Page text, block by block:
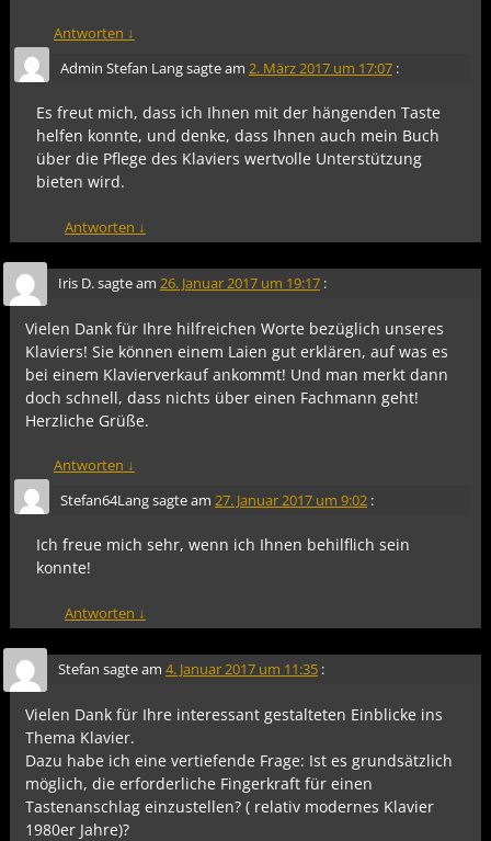
Antworten ↓
Admin Stefan Langsagte am 2. März 2017 um 17:07 :
Es freut mich, dass ich Ihnen mit der hängenden Taste
helfen konnte, und denke, dass Ihnen auch mein Buch
über die Pflege des Klaviers wertvolle Unterstützung
bieten wird.
Antworten ↓
Iris D.sagte am 26. Januar 2017 um 19:17 :
Vielen Dank für Ihre hilfreichen Worte bezüglich unseres
Klaviers! Sie können einem Laien gut erklären, auf was es
bei einem Klavierverkauf ankommt! Und man merkt dann
doch schnell, dass nichts über einen Fachmann geht!
Herzliche Grüße.
Antworten ↓
Stefan64Langsagte am 27. Januar 2017 um 9:02 :
Ich freue mich sehr, wenn ich Ihnen behilflich sein
konnte!
Antworten ↓
Stefan sagte am 4. Januar 2017 um 11:35 :
Vielen Dank für Ihre interessant gestalteten Einblicke ins
Thema Klavier.
Dazu habe ich eine vertiefende Frage: Ist es grundsätzlich
möglich, die erforderliche Fingerkraft für einen
Tastenanschlag einzustellen? ( relativ modernes Klavier
1980er Jahre)?